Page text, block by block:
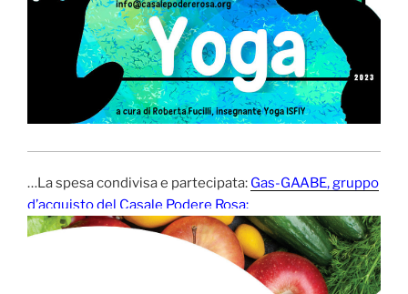
…La spesa condivisa e partecipata: Gas-GAABE, gruppo
d’acquisto del Casale Podere Rosa: